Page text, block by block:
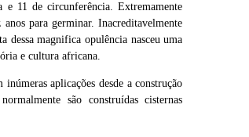
11 de circunferência. Extremamente
para germinar. Inacreditavelmente
dessa magnifica opulência nasceu uma
e cultura africana.
aplicações desde a construção
são construídas cisternas